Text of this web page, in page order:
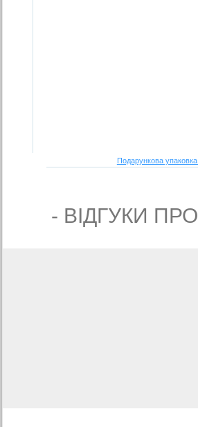
Подарункова
- ВIДГУКИ